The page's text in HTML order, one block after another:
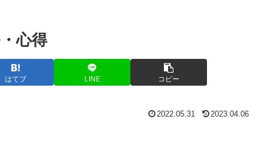
心得
はてブ LINE コピー
2022.05.31 2023.04.06